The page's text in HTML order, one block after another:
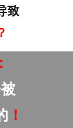
致
！